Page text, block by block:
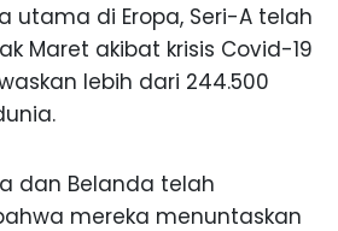
utama di Eropa, Seri-A telah
Maret akibat krisis Covid-19
lebih dari 244.500
dan Belanda telah
mereka menuntaskan